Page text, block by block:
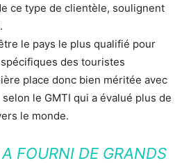
ce type de clientèle, soulignent
le pays le plus qualifié pour
des touristes
place donc bien méritée avec
le GMTI qui a évalué plus de
le monde.
A FOURNI DE GRANDS